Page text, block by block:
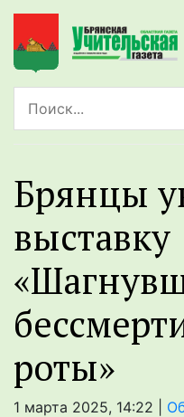
Брянцы
выставку
роты»
1 марта 2025, 14:22 |